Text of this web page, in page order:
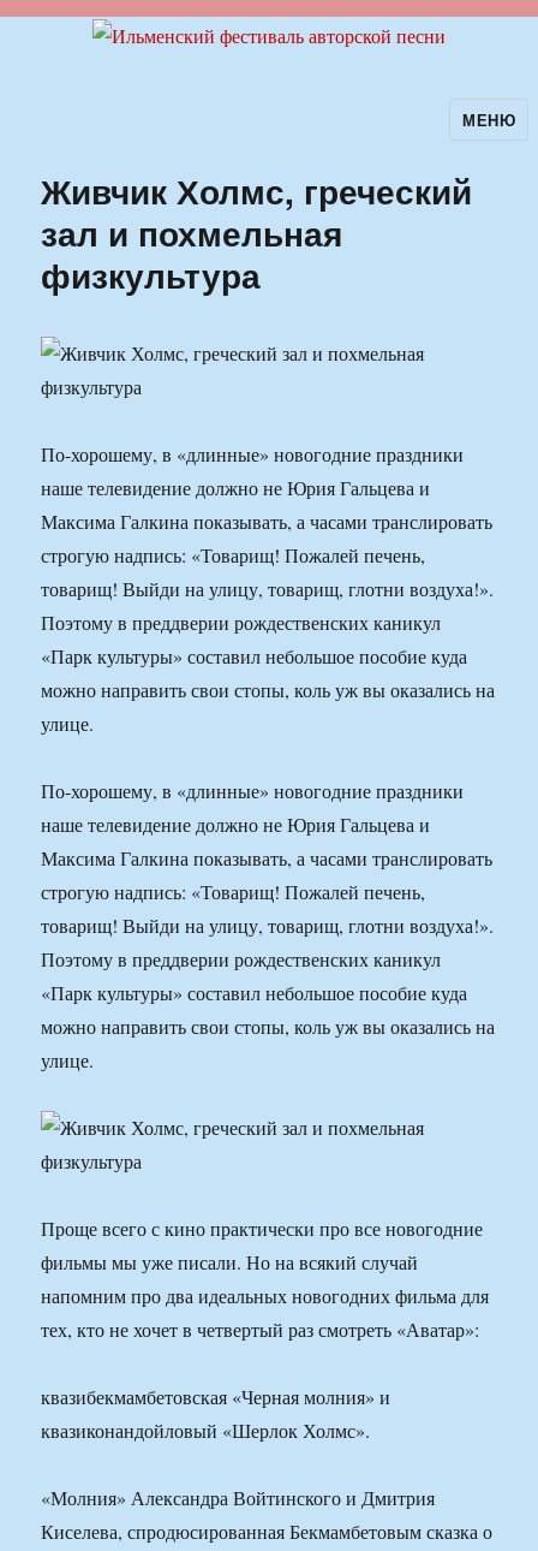
Ильменский фестиваль авторскойМЕНЮ
Живчик Холмс, греческий
зал и похмельная
физкультура
По-хорошему, в «длинные» новогодние праздники
наше телевидение должно не Юрия Гальцева и
Максима Галкина показывать, а часами транслировать
строгую надпись: «Товарищ! Пожалей печень,
товарищ! Выйди на улицу, товарищ, глотни воздуха!».
Поэтому в преддверии рождественских каникул
«Парк культуры» составил небольшое пособие куда
можно направить свои стопы, коль уж вы оказались на
улице.
По-хорошему, в «длинные» новогодние праздники
наше телевидение должно не Юрия Гальцева и
Максима Галкина показывать, а часами транслировать
строгую надпись: «Товарищ! Пожалей печень,
товарищ! Выйди на улицу, товарищ, глотни воздуха!».
Поэтому в преддверии рождественских каникул
«Парк культуры» составил небольшое пособие куда
можно направить свои стопы, коль уж вы оказались на
улице.
Проще всего с кино практически про все новогодние
фильмы мы уже писали. Но на всякий случай
напомним про два идеальных новогодних фильма для
тех, кто не хочет в четвертый раз смотреть «Аватар»:
квазибекмамбетовская «Черная молния» и
квазиконандойловый «Шерлок Холмс».
«Молния» Александра Войтинского и Дмитрия
Киселева, спродюсированная Бекмамбетовым сказка о